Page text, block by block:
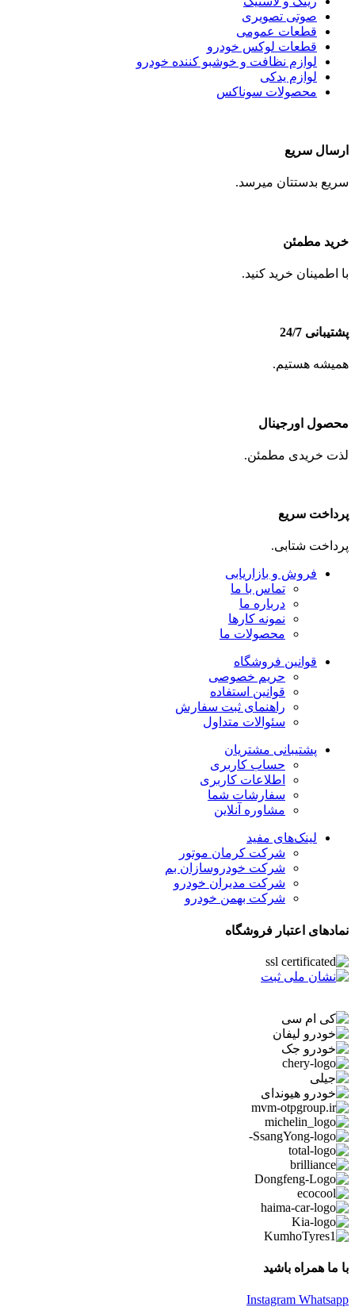
صوتی تصویری
قطعات عمومی
قطعات لوکس خودرو
لوازم نظافت و خوشبو کننده خودرو
لوازم یدکی
محصولات سوناکس
ارسال سریع
سریع بدستتان میرسد.
خرید مطمئن
با اطمینان خرید کنید.
پشتیبانی 24/7
همیشه هستیم.
محصول اورجینال
لذت خریدی مطمئن.
پرداخت سریع
پرداخت شتابی.
فروش و بازاریابی
تماس با ما
درباره ما
نمونه کارها
محصولات ما
قوانین فروشگاه
حریم خصوصی
قوانین استفاده
راهنمای ثبت سفارش
سئوالات متداول
پشتیبانی مشتریان
حساب کاربری
اطلاعات کاربری
سفارشات شما
مشاوره آنلاین
لینک‌های مفید
شرکت کرمان موتور
شرکت خودروسازان بم
شرکت مدیران خودرو
شرکت بهمن خودرو
نمادهای اعتبار فروشگاه
با ما همراه باشید
Instagram Whatsapp